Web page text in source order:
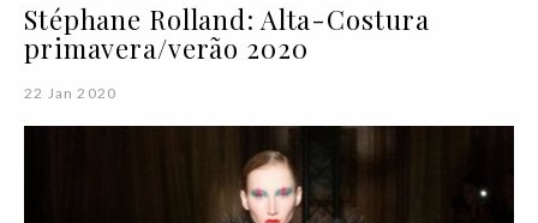
Stéphane Rolland: Alta-Costura
primavera/verão 2020
22 Jan 2020